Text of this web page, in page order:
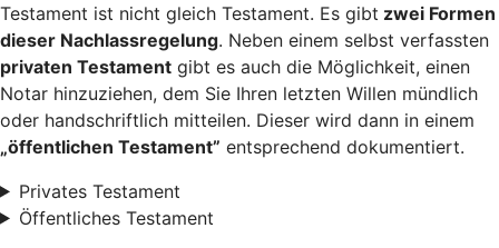
Testament ist nicht gleich Testament. Es gibt zwei Formen
dieser Nachlassregelung. Neben einem selbst verfassten
privaten Testament gibt es auch die Möglichkeit, einen
Notar hinzuziehen, dem Sie Ihren letzten Willen mündlich
oder handschriftlich mitteilen. Dieser wird dann in einem
„öffentlichen Testament” entsprechend dokumentiert.
Privates Testament
Öffentliches Testament